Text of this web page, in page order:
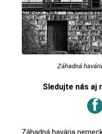
Záhadná
Sledujte nás aj
Záhadná havária